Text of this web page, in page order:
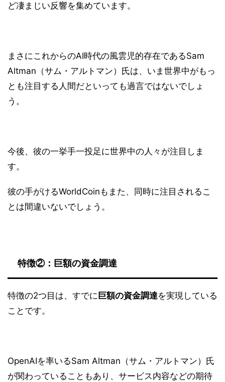
ど凄まじい反響を集めています。
まさにこれからのAI時代の風雲児的存在であるSam
Altman（サム・アルトマン）氏は、いま世界中がもっ
とも注目する人間だといっても過言ではないでしょ
う。
今後、彼の一挙手一投足に世界中の人々が注目しま
す。
彼の手がけるWorldCoinもまた、同時に注目されるこ
とは間違いないでしょう。
特徴②：巨額の資金調達
特徴の2つ目は、すでに 巨額の資金調達を実現している
ことです。
OpenAIを率いるSam Altman（サム・アルトマン）氏
が関わっていることもあり、サービス内容などの期待